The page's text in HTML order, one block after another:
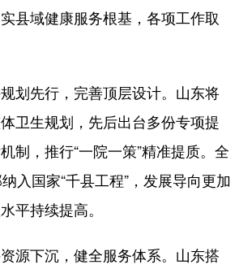
人居 信息化 乡村振兴
市公司 投教基地
县域健康服务根基，各项工作取
先行，完善顶层设计。山东将
卫生规划，先后出台多份专项提
制，推行“一院一策”精准提质。全
入国家“千县工程”，发展导向更加
平持续提高。
下沉，健全服务体系。山东搭